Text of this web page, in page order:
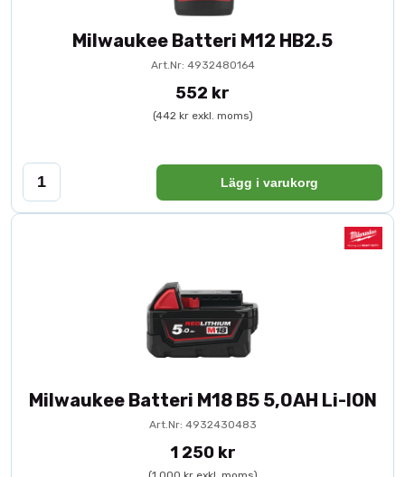
Milwaukee Batteri M12 HB2.5
Art.Nr: 4932480164
552 kr
(442 kr exkl. moms)
Lägg i varukorg
Milwaukee Batteri M18 B5 5,0AH Li-ION
Art.Nr: 4932430483
1 250 kr